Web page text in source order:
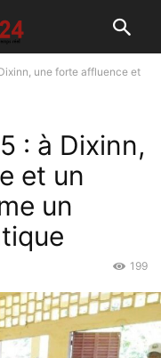
une forte affluence et
: à Dixinn,
et un
un
199